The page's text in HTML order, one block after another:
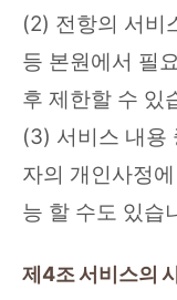
(2) 전항의 서비
등 본원에서 필
후 제한할 수 있
(3) 서비스 내용
자의 개인사정
능 할 수도 있습
제4조 서비스의